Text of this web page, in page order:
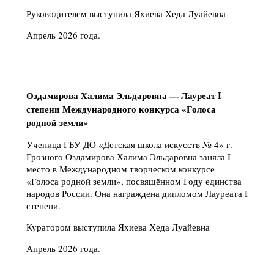
Руководителем выступила Яхиева Хеда Луайевна
Апрель 2026 года.
Оздамирова Халима Эльдаровна — Лауреат I
степени Международного конкурса «Голоса
родной земли»
Ученица ГБУ ДО «Детская школа искусств № 4» г.
Грозного Оздамирова Халима Эльдаровна заняла I
место в Международном творческом конкурсе
«Голоса родной земли», посвящённом Году единства
народов России. Она награждена дипломом Лауреата I
степени.
Куратором выступила Яхиева Хеда Луайевна
Апрель 2026 года.